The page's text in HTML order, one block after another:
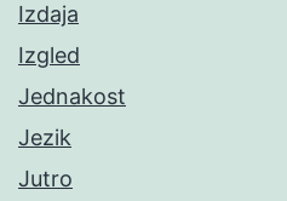
Izdaja
Izgled
Jednakost
Jezik
Jutro